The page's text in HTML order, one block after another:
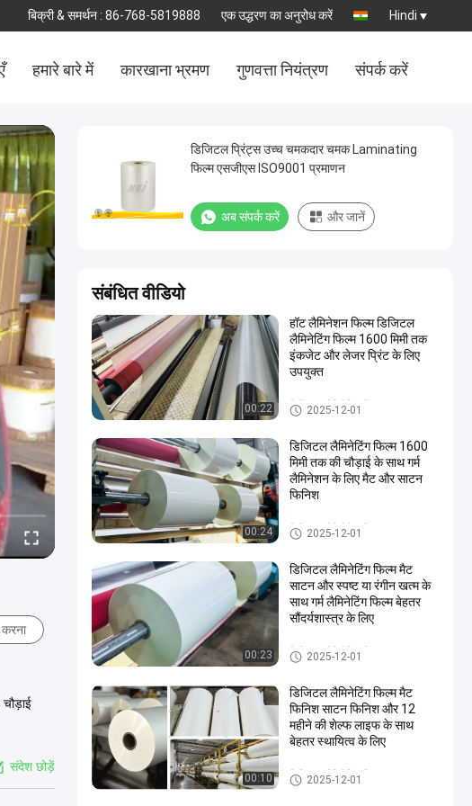
बिक्री & समर्थन : 86-768-5819888 एक उद्धरण का अनुरोध करें Hindi
हमारे बारे में कारखाना भ्रमण गुणवत्ता नियंत्रण संपर्क करें
करना
संदेश छोड़ें
डिजिटल प्रिंट्स उच्च चमकदार चमक Laminating
फिल्म एसजीएस ISO9001 प्रमाणन
अब संपर्क करें और जानें
संबंधित वीडियो
00:22
हॉट लैमिनेशन फिल्म डिजिटल
लैमिनेटिंग फिल्म 1600 मिमी तक
इंकजेट और लेजर प्रिंट के लिए
उपयुक्त
डिजिटल लैमिनेटिंग फिल्म
2025-12-01
00:24
डिजिटल लैमिनेटिंग फिल्म 1600
मिमी तक की चौड़ाई के साथ गर्म
लैमिनेशन के लिए मैट और साटन
फिनिश
डिजिटल लैमिनेटिंग फिल्म
2025-12-01
00:23
डिजिटल लैमिनेटिंग फिल्म मैट
साटन और स्पष्ट या रंगीन खत्म के
साथ गर्म लैमिनेटिंग फिल्म बेहतर
सौंदर्यशास्त्र के लिए
डिजिटल लैमिनेटिंग फिल्म
2025-12-01
00:10
डिजिटल लैमिनेटिंग फिल्म मैट
फिनिश साटन फिनिश और 12
महीने की शेल्फ लाइफ के साथ
बेहतर स्थायित्व के लिए
डिजिटल लैमिनेटिंग फिल्म
2025-12-01